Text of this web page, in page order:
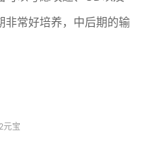
非常好培养，中后期的输
元宝